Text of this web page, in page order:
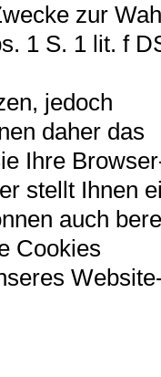
zur
1 S. 1 lit. f
jedoch
daher das
Ihre
stellt Ihnen
auch
Cookies